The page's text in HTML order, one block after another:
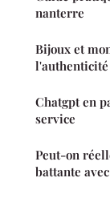
nanterre
Bijoux et
l'authenticité
Chatgpt en
service
Peut-on
battante